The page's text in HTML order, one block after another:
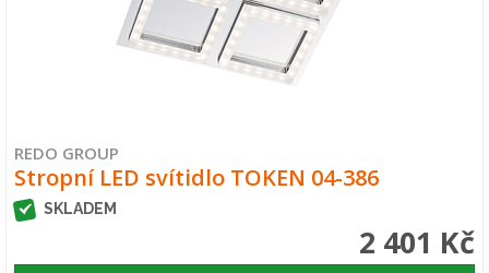
REDO GROUP
Stropní LED svítidlo TOKEN 04-386
SKLADEM
2 401 Kč